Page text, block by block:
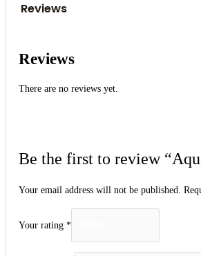
Reviews
Reviews
There are no reviews yet.
Be the first to review
Your email address will not be published.
Your rating*